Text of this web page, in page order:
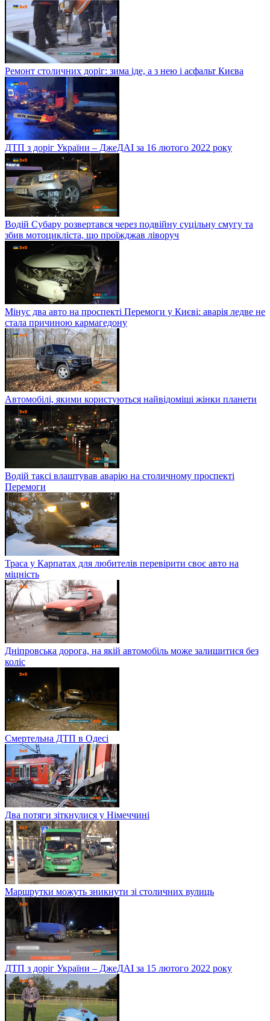
Ремонт столичних доріг: зима іде, а з нею і асфальт Києва
ДТП з доріг України – ДжеДАІ за 16 лютого 2022 року
Водій Субару розвертався через подвійну суцільну смугу та
збив мотоцикліста, що проїжджав ліворуч
Мінус два авто на проспекті Перемоги у Києві: аварія ледве не
стала причиною кармагедону
Автомобілі, якими користуються найвідоміші жінки планети
Водій таксі влаштував аварію на столичному проспекті
Перемоги
Траса у Карпатах для любителів перевірити своє авто на
міцність
Дніпровська дорога, на якій автомобіль може залишитися без
коліс
Смертельна ДТП в Одесі
Два потяги зіткнулися у Німеччині
Маршрутки можуть зникнути зі столичних вулиць
ДТП з доріг України – ДжеДАІ за 15 лютого 2022 року